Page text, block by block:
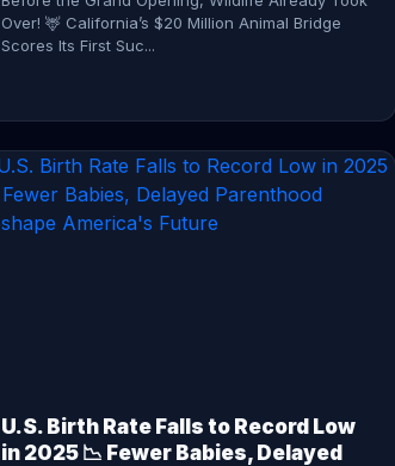
Over! 🦌 California’s $20 Million Animal Bridge
Scores Its First Suc...
U.S. Birth Rate Falls to Record Low
in 2025 📉 Fewer Babies, Delayed